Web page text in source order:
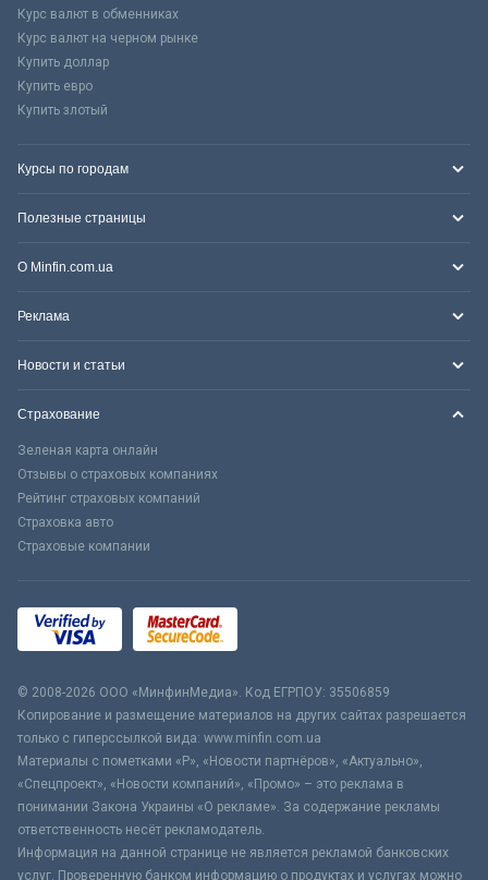
Курс валют в обменниках
Курс валют на черном рынке
Купить доллар
Купить евро
Купить злотый
Курсы по городам
Полезные страницы
О Minfin.com.ua
Реклама
Новости и статьи
Страхование
Зеленая карта онлайн
Отзывы о страховых компаниях
Рейтинг страховых компаний
Страховка авто
Страховые компании
© 2008-2026 ООО «МинфинМедиа». Код ЕГРПОУ: 35506859
Копирование и размещение материалов на других сайтах разрешается
только с гиперссылкой вида: www.minfin.com.ua
Материалы с пометками «Р», «Новости партнёров», «Актуально»,
«Спецпроект», «Новости компаний», «Промо» – это реклама в
понимании Закона Украины «О рекламе». За содержание рекламы
ответственность несёт рекламодатель.
Информация на данной странице не является рекламой банковских
услуг. Проверенную банком информацию о продуктах и услугах можно